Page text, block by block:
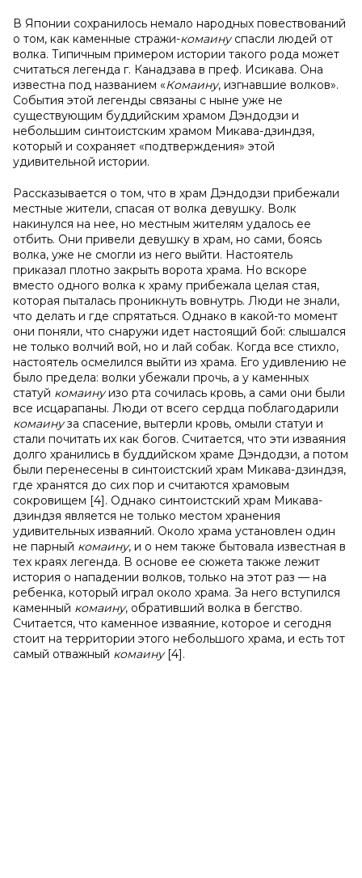
В Японии сохранилось немало народных повествований
о том, как каменные стражи-комаинуспасли людей от
волка. Типичным примером истории такого рода может
считаться легенда г. Канадзава в преф. Исикава. Она
известна под названием «Комаину, изгнавшие волков».
События этой легенды связаны с ныне уже не
существующим буддийским храмом Дэндодзи и
небольшим синтоистским храмом Микава-дзиндзя,
который и сохраняет «подтверждения» этой
удивительной истории.
Рассказывается о том, что в храм Дэндодзи прибежали
местные жители, спасая от волка девушку. Волк
накинулся на нее, но местным жителям удалось ее
отбить. Они привели девушку в храм, но сами, боясь
волка, уже не смогли из него выйти. Настоятель
приказал плотно закрыть ворота храма. Но вскоре
вместо одного волка к храму прибежала целая стая,
которая пыталась проникнуть вовнутрь. Люди не знали,
что делать и где спрятаться. Однако в какой-то момент
они поняли, что снаружи идет настоящий бой: слышался
не только волчий вой, но и лай собак. Когда все стихло,
настоятель осмелился выйти из храма. Его удивлению не
было предела: волки убежали прочь, а у каменных
статуй комаинуизо рта сочилась кровь, а сами они были
все исцарапаны. Люди от всего сердца поблагодарили
комаинуза спасение, вытерли кровь, омыли статуи и
стали почитать их как богов. Считается, что эти изваяния
долго хранились в буддийском храме Дэндодзи, а потом
были перенесены в синтоистский храм Микава-дзиндзя,
где хранятся до сих пор и считаются храмовым
сокровищем [4]. Однако синтоистский храм Микава-
дзиндзя является не только местом хранения
удивительных изваяний. Около храма установлен один
не парный комаину, и о нем также бытовала известная в
тех краях легенда. В основе ее сюжета также лежит
история о нападении волков, только на этот раз — на
ребенка, который играл около храма. За него вступился
каменный комаину, обративший волка в бегство.
Считается, что каменное изваяние, которое и сегодня
стоит на территории этого небольшого храма, и есть тот
самый отважный комаину[4].